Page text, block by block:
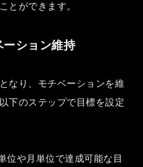
とができます。
ーション維持
なり、モチベーションを維
下のステップで目標を設定
位や月単位で達成可能な目